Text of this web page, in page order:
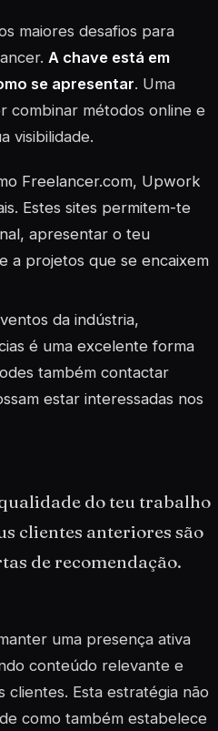
maiores desafios para
A chave está em
se apresentar. Uma
combinar métodos online e
visibilidade.
Freelancer.com, Upwork
Estes sites permitem-te
apresentar o teu
a projetos que se encaixem
da indústria,
é uma excelente forma
também contactar
estar interessadas nos
do teu trabalho
clientes anteriores são
de recomendação.
uma presença ativa
conteúdo relevante e
clientes. Esta estratégia não
como também estabelece